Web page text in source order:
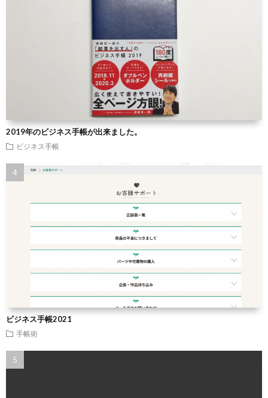
2019年のビジネス手帳が出来ました。
ビジネス手帳
ビジネス手帳2021
手帳術